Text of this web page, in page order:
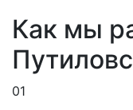
Как мы
01